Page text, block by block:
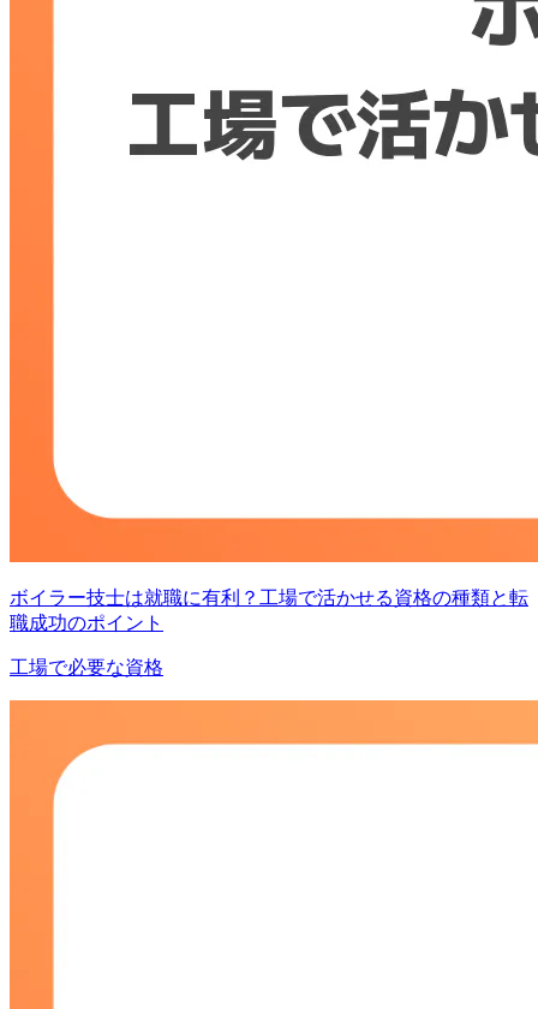
ボイラー技士は就職に有利？工場で活かせる資格の種類と転
職成功のポイント
工場で必要な資格